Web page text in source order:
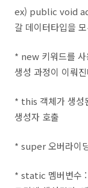
ex) public void
갈 데이터타입을
* new 키워드를 사
생성 과정이 이뤄
* this 객체가 생성
생성자 호출
* super 오버라이
* static 멤버변수 :